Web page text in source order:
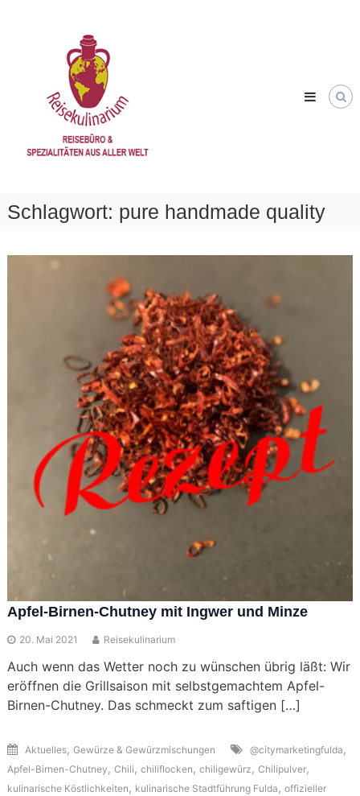
Schlagwort: pure handmade quality
Apfel-Birnen-Chutney mit Ingwer und Minze
20. Mai 2021 Reisekulinarium
Auch wenn das Wetter noch zu wünschen übrig läßt: Wir
eröffnen die Grillsaison mit selbstgemachtem Apfel-
Birnen-Chutney. Das schmeckt zum saftigen […]
Aktuelles, Gewürze & Gewürzmischungen @citymarketingfulda ,
Apfel-Birnen-Chutney , Chili , chiliflocken , chiligewürz , Chilipulver,
kulinarische Köstlichkeiten , kulinarische Stadtführung Fulda , offizieller